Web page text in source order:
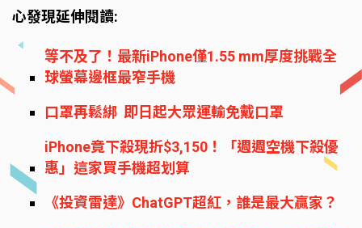
心發現延伸閱讀:
等不及了！最新iPhone僅1.55 mm厚度挑戰全
球螢幕邊框最窄手機
口罩再鬆綁 即日起大眾運輸免戴口罩
iPhone竟下殺現折$3,150！「週週空機下殺優
惠」這家買手機超划算
《投資雷達》ChatGPT超紅，誰是最大贏家？